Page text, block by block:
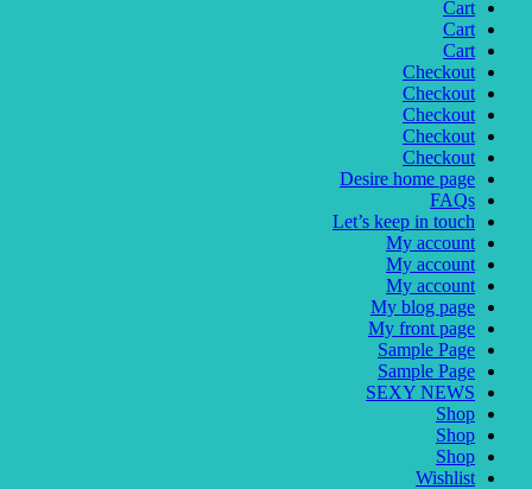
Cart
Cart
Cart
Checkout
Checkout
Checkout
Checkout
Checkout
Desire home page
FAQs
Let’s keep in touch
My account
My account
My account
My blog page
My front page
Sample Page
Sample Page
SEXY NEWS
Shop
Shop
Shop
Wishlist